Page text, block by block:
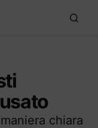
chiara